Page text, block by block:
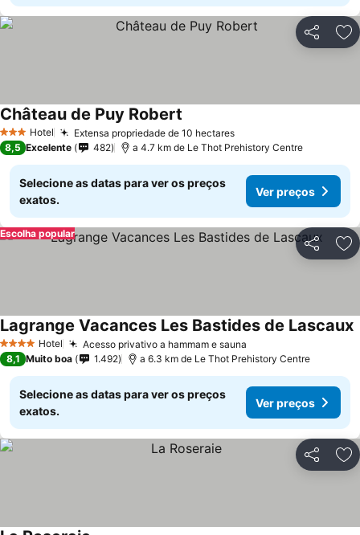
Partilhar
3 EstrelasHotel Extensa propriedade de 10 hectares
Château de Puy Robert
8,5 Excelente 482 a 4.7 km de Le Thot Prehistory Centre
Selecione as datas para ver os preços
exatos.
Ver preços
Partilhar
Escolha popular
4 EstrelasHotel Acesso privativo a hammam e sauna
Lagrange Vacances Les Bastides de Lascaux
8,1 Muito boa 1.492 a 6.3 km de Le Thot Prehistory Centre
Selecione as datas para ver os preços
exatos.
Ver preços
Partilhar